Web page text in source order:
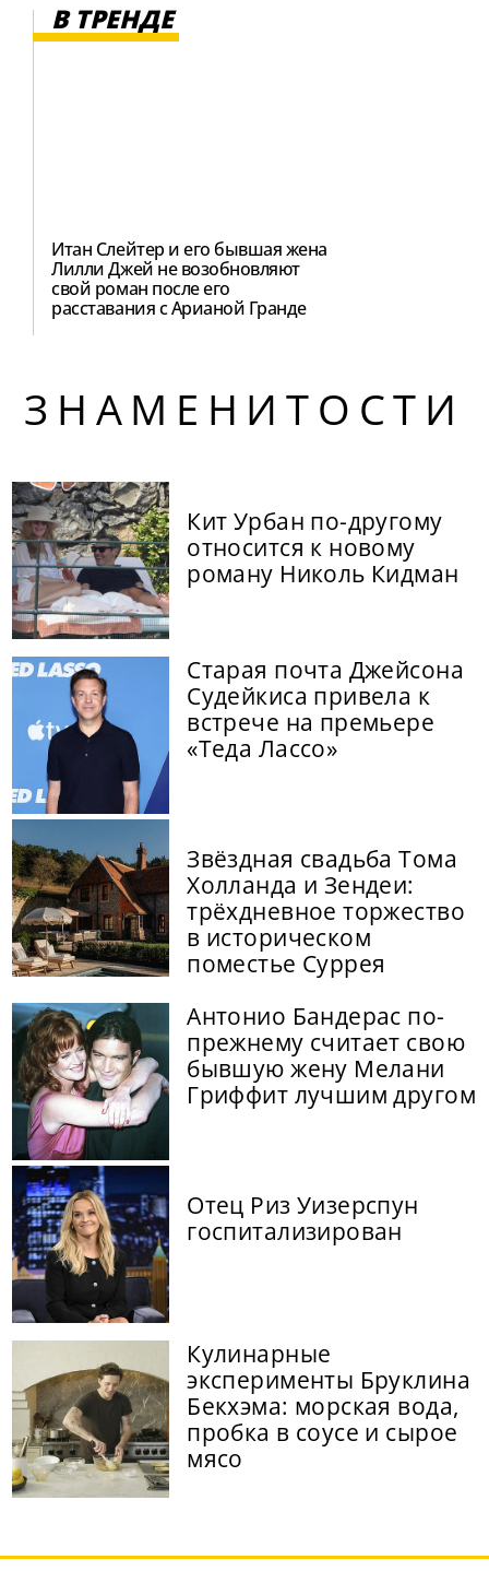
В ТРЕНДЕ
Итан Слейтер и его бывшая жена
Лилли Джей не возобновляют
свой роман после его
расставания с Арианой Гранде
ЗНАМЕНИТОСТИ
Кит Урбан по-другому
относится к новому
роману Николь Кидман
Старая почта Джейсона
Судейкиса привела к
встрече на премьере
«Теда Лассо»
Звёздная свадьба Тома
Холланда и Зендеи:
трёхдневное торжество
в историческом
поместье Суррея
Антонио Бандерас по-
прежнему считает свою
бывшую жену Мелани
Гриффит лучшим другом
Отец Риз Уизерспун
госпитализирован
Кулинарные
эксперименты Бруклина
Бекхэма: морская вода,
пробка в соусе и сырое
мясо